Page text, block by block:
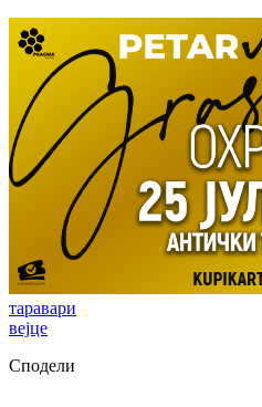
таравари
вејце
Сподели